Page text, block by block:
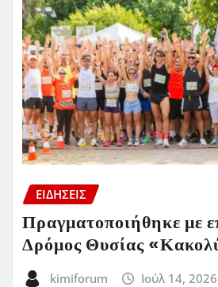
ΕΙΔΗΣΕΙΣ
Πραγματοποιήθηκε με
Δρόμος Θυσίας
kimiforum Ιούλ 14, 2026